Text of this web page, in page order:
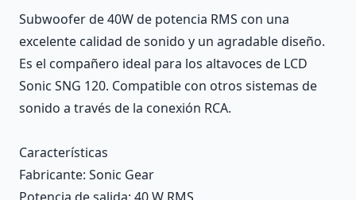
Description
Subwoofer de 40W de potencia RMS con una
excelente calidad de sonido y un agradable diseño.
Es el compañero ideal para los altavoces de LCD
Sonic SNG 120. Compatible con otros sistemas de
sonido a través de la conexión RCA.
Características
Fabricante: Sonic Gear